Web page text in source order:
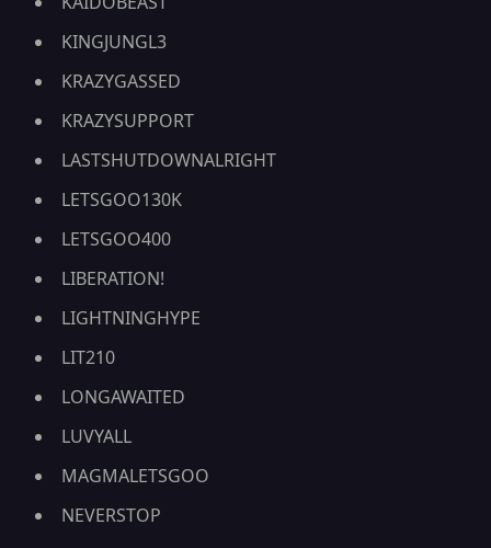
KINGJUNGL3
KRAZYGASSED
KRAZYSUPPORT
LASTSHUTDOWNALRIGHT
LETSGOO130K
LETSGOO400
LIBERATION!
LIGHTNINGHYPE
LIT210
LONGAWAITED
LUVYALL
MAGMALETSGOO
NEVERSTOP